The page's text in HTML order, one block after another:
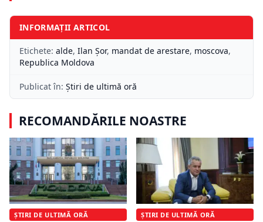
INFORMAȚII ARTICOL
Etichete: alde, Ilan Șor, mandat de arestare, moscova,
Republica Moldova
Publicat în: Știri de ultimă oră
RECOMANDĂRILE NOASTRE
ȘTIRI DE ULTIMĂ ORĂ ȘTIRI DE ULTIMĂ ORĂ